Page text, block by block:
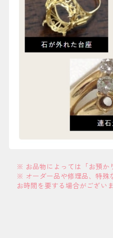
※ お品物によっては「お預か
※ オーダー品や修理品、特殊
お時間を要する場合がございま